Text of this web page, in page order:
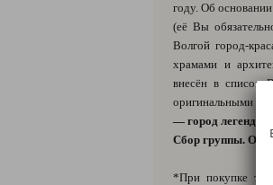
году. Об
(её Вы
Волгой город-
храмами и
внесён в список
оригинальными
— город легенд»*.
Сбор группы.
*При покупке